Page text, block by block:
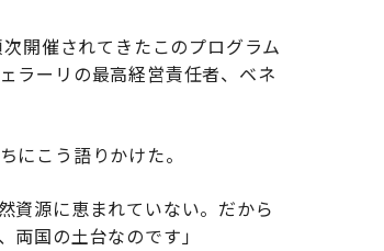
開催されてきたこのプログラム
ラーリの最高経営責任者、ベネ
にこう語りかけた。
資源に恵まれていない。だから
国の土台なのです」